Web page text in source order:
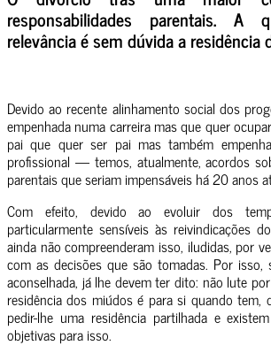
responsabilidades parentais.
relevância é sem dúvida a residência
Devido ao recente alinhamento social dos
empenhada numa carreira mas que quer
pai que quer ser pai mas também
profissional — temos, atualmente, acordos
parentais que seriam impensáveis há 20 anos
Com efeito, devido ao evoluir dos
particularmente sensíveis às reivindicações
ainda não compreenderam isso, iludidas, por
com as decisões que são tomadas. Por
aconselhada, já lhe devem ter dito: não lute
residência dos miúdos é para si quando
pedir-lhe uma residência partilhada e
objetivas para isso.